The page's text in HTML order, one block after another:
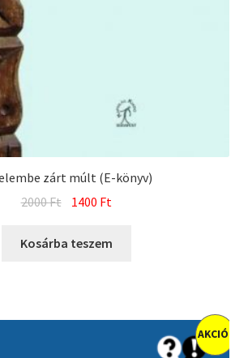
zárt múlt (E-könyv)
2000Ft Original
was:
1400 Ft
is:
Kosárba teszem
AKCIÓ!